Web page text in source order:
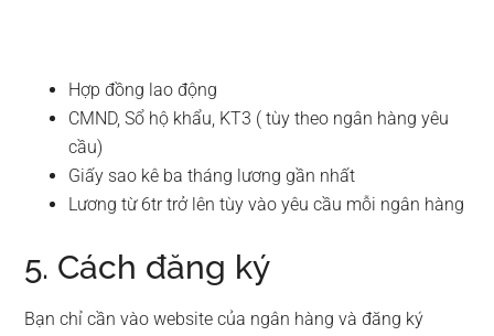
Hợp đồng lao động
CMND, Sổ hộ khẩu, KT3 ( tùy theo ngân hàng yêu
cầu)
Giấy sao kê ba tháng lương gần nhất
Lương từ 6tr trở lên tùy vào yêu cầu mỗi ngân hàng
5. Cách đăng ký
Bạn chỉ cần vào website của ngân hàng và đăng ký